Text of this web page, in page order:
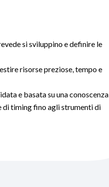
si sviluppino e definire le
risorse preziose, tempo e
e basata su una conoscenza
di timing fino agli strumenti di